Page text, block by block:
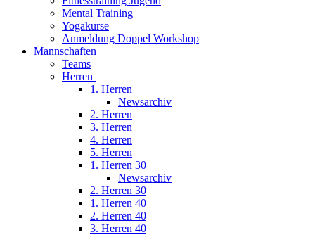
Mental Training
Yogakurse
Anmeldung Doppel Workshop
Mannschaften
Teams
Herren
1. Herren
Newsarchiv
2. Herren
3. Herren
4. Herren
5. Herren
1. Herren 30
Newsarchiv
2. Herren 30
1. Herren 40
2. Herren 40
3. Herren 40